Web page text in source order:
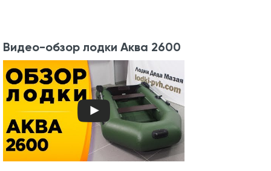
Видео-обзор лодки Аква 2600